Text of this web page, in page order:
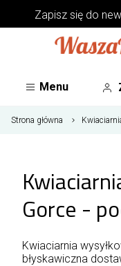
Zapisz się do
Menu
Strona główna
Gorce -
Kwiaciarnia
błyskawiczna